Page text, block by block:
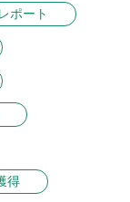
ポート
得